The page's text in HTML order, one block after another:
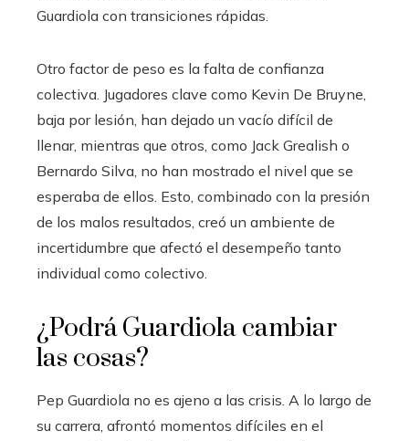
Guardiola con transiciones rápidas.
Otro factor de peso es la falta de confianza
colectiva. Jugadores clave como Kevin De Bruyne,
baja por lesión, han dejado un vacío difícil de
llenar, mientras que otros, como Jack Grealish o
Bernardo Silva, no han mostrado el nivel que se
esperaba de ellos. Esto, combinado con la presión
de los malos resultados, creó un ambiente de
incertidumbre que afectó el desempeño tanto
individual como colectivo.
¿Podrá Guardiola cambiar
las cosas?
Pep Guardiola no es ajeno a las crisis. A lo largo de
su carrera, afrontó momentos difíciles en el